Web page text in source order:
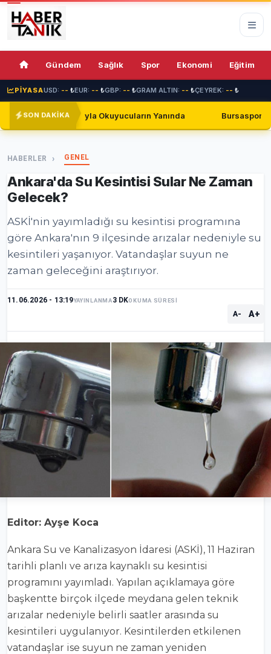
Gündem Sağlık Spor Ekonomi Eğitim
PİYASAUSD: -- ₺EUR: -- ₺GBP: -- ₺GRAM ALTIN: -- ₺ÇEYREK: -- ₺
SON DAKİKA
Okuyucuların Yanında Bursaspor, Shakhtar Donetsk ile
74%
HABERLER GENEL
Ankara'da Su Kesintisi Sular Ne Zaman
Gelecek?
ASKİ'nin yayımladığı su kesintisi programına
göre Ankara'nın 9 ilçesinde arızalar nedeniyle su
kesintileri yaşanıyor. Vatandaşlar suyun ne
zaman geleceğini araştırıyor.
11.06.2026 - 13:19YAYINLANMA3 DKOKUMA SÜRESİ
A- A+
Editor: Ayşe Koca
Ankara Su ve Kanalizasyon İdaresi (ASKİ), 11 Haziran
tarihli planlı ve arıza kaynaklı su kesintisi
programını yayımladı. Yapılan açıklamaya göre
başkentte birçok ilçede meydana gelen teknik
arızalar nedeniyle belirli saatler arasında su
kesintileri uygulanıyor. Kesintilerden etkilenen
vatandaşlar ise suyun ne zaman yeniden